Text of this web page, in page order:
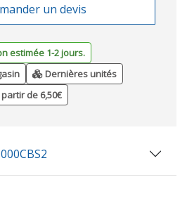
un devis
estimée 1-2 jours.
Dernières unités
de 6,50€